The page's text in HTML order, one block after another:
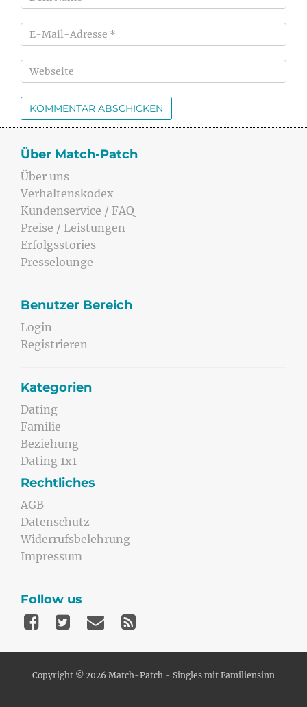
Über Match-Patch
Über uns
Verhaltenskodex
Kundenservice / FAQ
Preise / Leistungen
Erfolgsstories
Presselounge
Benutzer Bereich
Login
Registrieren
Kategorien
Dating
Familie
Beziehung
Dating 1x1
Rechtliches
AGB
Datenschutz
Widerrufsbelehrung
Impressum
Follow us
Copyright © 2026 Match-Patch - Singles mit Familiensinn